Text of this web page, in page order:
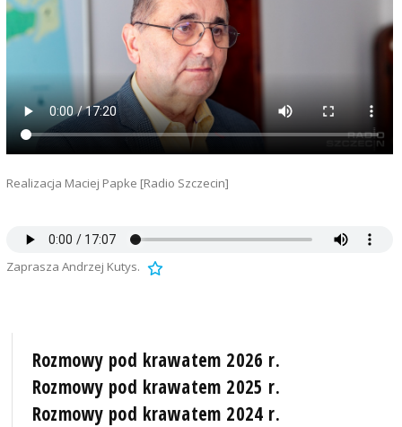
Realizacja Maciej Papke [Radio Szczecin]
Zaprasza Andrzej Kutys.
Rozmowy pod krawatem 2026 r.
Rozmowy pod krawatem 2025 r.
Rozmowy pod krawatem 2024 r.